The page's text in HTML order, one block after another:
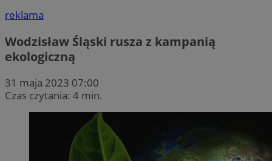
reklama
Wodzisław Śląski rusza z kampanią
ekologiczną
31 maja 2023 07:00
Czas czytania: 4 min.